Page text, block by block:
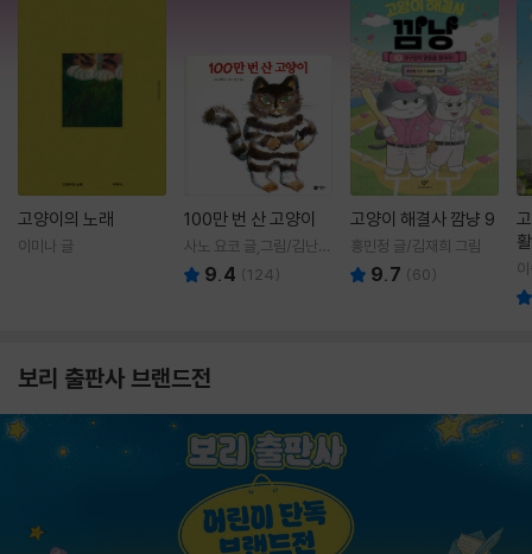
고양이의 노래
이미나 글
100만 번 산 고양이
사노 요코 글,그림/김난주
역 9.4 (124)
고양이 해결사 깜냥 9
홍민정 글/김재희 그림
9.7 (60)
보리 출판사 브랜드전